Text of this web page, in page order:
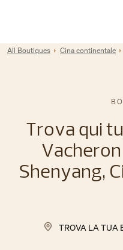
Return to Nav
All Boutiques Cina continentale
Trova qui
Shenyang,
TROVA LA TUA